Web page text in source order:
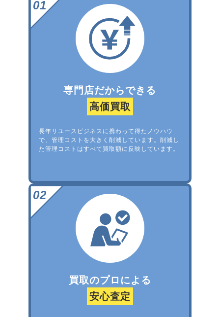
専門店だからできる
高価買取
長年リユースビジネスに携わって得たノウハウ
で、管理コストを大きく削減しています。削減し
た管理コストはすべて買取額に反映しています。
買取のプロによる
安心査定